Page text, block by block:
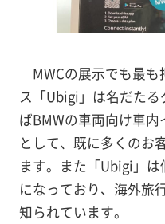
MWCの展示でも最
ス「Ubigi」は名だた
ばBMWの車両向け車
として、既に多くのお
ます。また「Ubigi」
になっており、海外旅
知られています。